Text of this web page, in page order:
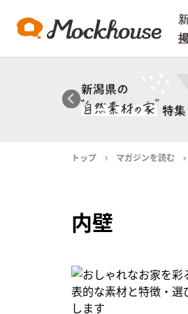
トップ マガジンを読む
内壁